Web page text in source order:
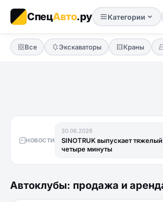
СпецАвто.ру Категории
Все Экскаваторы Краны
НОВОСТИ
30.06.2026
SINOTRUK выпускает
четыре минуты
Автоклубы: продажа и